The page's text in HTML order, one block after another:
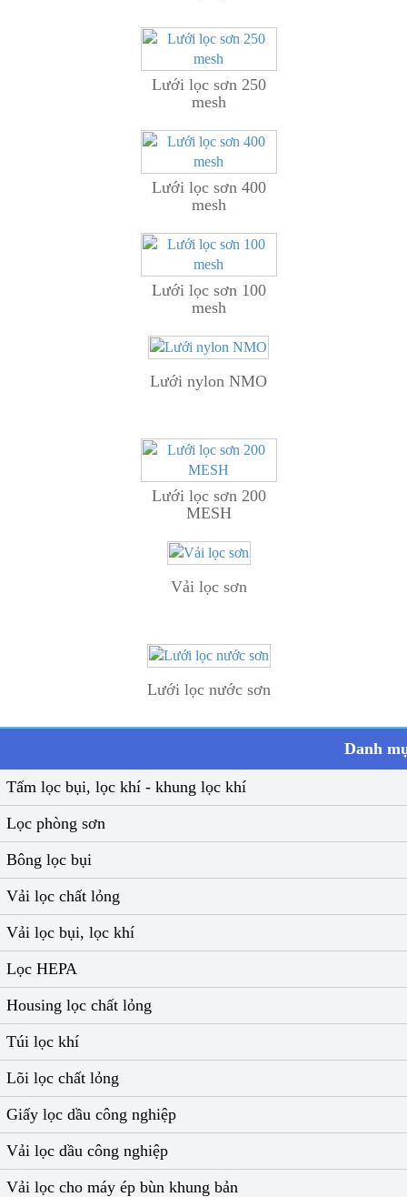
Lưới lọc sơn 250
mesh
Lưới lọc sơn 400
mesh
Lưới lọc sơn 100
mesh
Lưới nylon NMO
Lưới lọc sơn 200
MESH
Vải lọc sơn
Lưới lọc nước sơn
Danh
Tấm lọc bụi, lọc khí - khung lọc khí
Lọc phòng sơn
Bông lọc bụi
Vải lọc chất lỏng
Vải lọc bụi, lọc khí
Lọc HEPA
Housing lọc chất lỏng
Túi lọc khí
Lõi lọc chất lỏng
Giấy lọc dầu công nghiệp
Vải lọc dầu công nghiệp
Vải lọc cho máy ép bùn khung bản